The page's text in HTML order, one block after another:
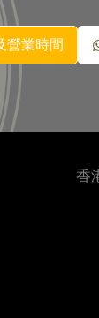
營業時間
香